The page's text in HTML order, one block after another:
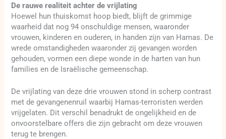
De rauwe realiteit achter de vrijlating
Hoewel hun thuiskomst hoop biedt, blijft de grimmige
waarheid dat nog 94 onschuldige mensen, waaronder
vrouwen, kinderen en ouderen, in handen zijn van Hamas. De
wrede omstandigheden waaronder zij gevangen worden
gehouden, vormen een diepe wonde in de harten van hun
families en de Israëlische gemeenschap.
De vrijlating van deze drie vrouwen stond in scherp contrast
met de gevangenenruil waarbij Hamas-terroristen werden
vrijgelaten. Dit verschil benadrukt de ongelijkheid en de
onvoorstelbare offers die zijn gebracht om deze vrouwen
terug te brengen.